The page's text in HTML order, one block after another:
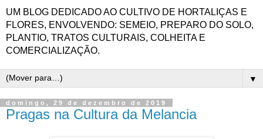
UM BLOG DEDICADO AO CULTIVO DE HORTALIÇAS E
FLORES, ENVOLVENDO: SEMEIO, PREPARO DO SOLO,
PLANTIO, TRATOS CULTURAIS, COLHEITA E
COMERCIALIZAÇÃO.
▼
domingo, 29 de dezembro de 2019
Pragas na Cultura da Melancia